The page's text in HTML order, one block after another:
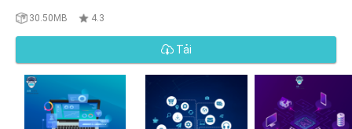
30.50MB 4.3
Tải